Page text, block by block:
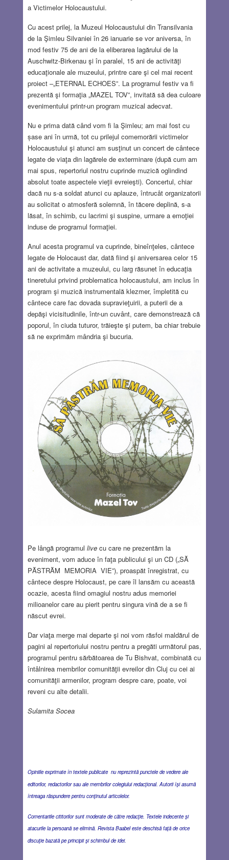
a Victimelor Holocaustului.
Cu acest prilej, la Muzeul Holocaustului din Transilvania
de la Şimleu Silvaniei în 26 ianuarie se vor aniversa, în
mod festiv 75 de ani de la eliberarea lagărului de la
Auschwitz-Birkenau şi în paralel, 15 ani de activităţi
educaţionale ale muzeului, printre care şi cel mai recent
proiect –„ETERNAL ECHOES”. La programul festiv va fi
prezentă şi formaţia „MAZEL TOV”, invitată să dea culoare
evenimentului printr-un program muzical adecvat.
Nu e prima dată când vom fi la Şimleu; am mai fost cu
șase ani în urmă, tot cu prilejul comemorării victimelor
Holocaustului şi atunci am susţinut un concert de cântece
legate de viaţa din lagărele de exterminare (după cum am
mai spus, repertoriul nostru cuprinde muzică oglindind
absolut toate aspectele vieţii evreieşti). Concertul, chiar
dacă nu s-a soldat atunci cu aplauze, întrucât organizatorii
au solicitat o atmosferă solemnă, în tăcere deplină, s-a
lăsat, în schimb, cu lacrimi şi suspine, urmare a emoţiei
induse de programul formaţiei.
Anul acesta programul va cuprinde, bineînţeles, cântece
legate de Holocaust dar, dată fiind şi aniversarea celor 15
ani de activitate a muzeului, cu larg răsunet în educaţia
tineretului privind problematica holocaustului, am inclus în
program şi muzică instrumentală klezmer, împletită cu
cântece care fac dovada supravieţuirii, a puterii de a
depăşi vicisitudinile, într-un cuvânt, care demonstrează că
poporul, în ciuda tuturor, trăieşte şi putem, ba chiar trebuie
să ne exprimăm mândria şi bucuria.
Pe lângă programul livecu care ne prezentăm la
eveniment, vom aduce în faţa publicului şi un CD („SĂ
PĂSTRĂM MEMORIA VIE”), proaspăt înregistrat, cu
cântece despre Holocaust, pe care îl lansăm cu această
ocazie, acesta fiind omagiul nostru adus memoriei
milioanelor care au pierit pentru singura vină de a se fi
născut evrei.
Dar viaţa merge mai departe şi noi vom răsfoi maldărul de
pagini al repertoriului nostru pentru a pregăti următorul pas,
programul pentru sărbătoarea de Tu Bishvat, combinată cu
întâlnirea membrilor comunităţii evreilor din Cluj cu cei ai
comunităţii armenilor, program despre care, poate, voi
reveni cu alte detalii.
Sulamita Socea
Opiniile exprimate în textele publicate nu reprezintă punctele de vedere ale
editorilor, redactorilor sau ale membrilor colegiului redacţional. Autorii îşi asumă
întreaga răspundere pentru conţinutul articolelor.
Comentariile cititorilor sunt moderate de către redacţie. Textele indecente şi
atacurile la persoană se elimină. Revista Baabel este deschisă faţă de orice
discuţie bazată pe principii şi schimbul de idei.